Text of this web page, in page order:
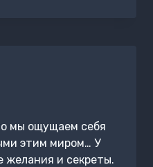
мы ощущаем себя
этим миром… У
желания и секреты.